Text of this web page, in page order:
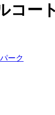
コー